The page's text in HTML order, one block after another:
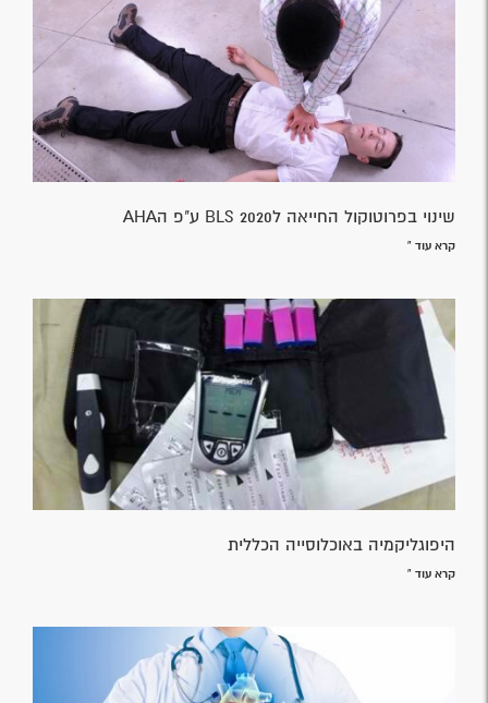
שינוי בפרוטוקול החייאה לBLS 2020 ע"פ הAHA
קרא עוד »
היפוגליקמיה באוכלוסייה הכללית
קרא עוד »